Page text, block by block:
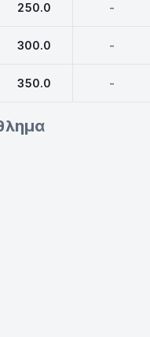
250.0 -
300.0 -
350.0 -